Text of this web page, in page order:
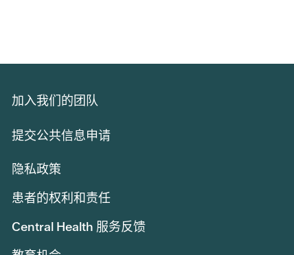
加入我们的团队
提交公共信息申请
隐私政策
患者的权利和责任
Central Health 服务反馈